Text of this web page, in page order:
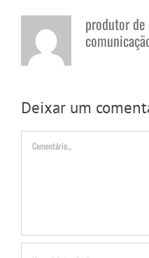
produtor
Deixar um
Comentário